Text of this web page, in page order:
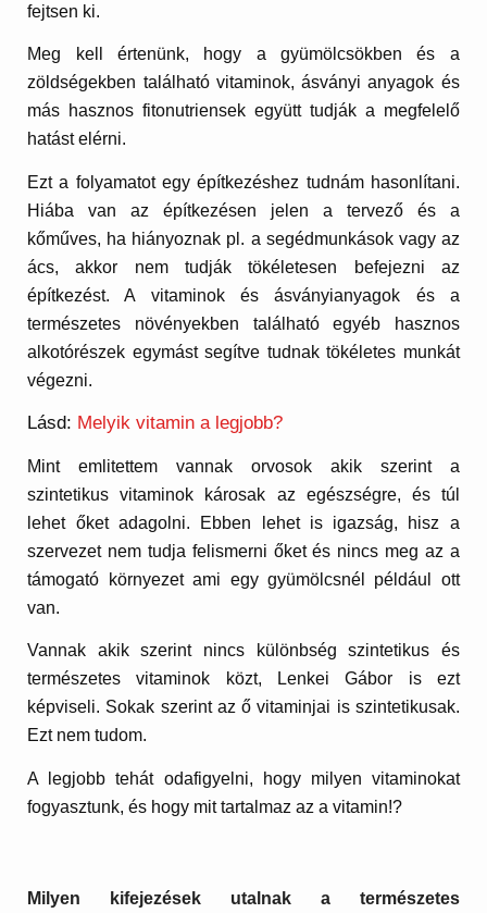
fejtsen ki.
Meg kell értenünk, hogy a gyümölcsökben és a
zöldségekben található vitaminok, ásványi anyagok és
más hasznos fitonutriensek együtt tudják a megfelelő
hatást elérni.
Ezt a folyamatot egy építkezéshez tudnám hasonlítani.
Hiába van az építkezésen jelen a tervező és a
kőműves, ha hiányoznak pl. a segédmunkások vagy az
ács, akkor nem tudják tökéletesen befejezni az
építkezést. A vitaminok és ásványianyagok és a
természetes növényekben található egyéb hasznos
alkotórészek egymást segítve tudnak tökéletes munkát
végezni.
Lásd: Melyik vitamin a legjobb?
Mint emlitettem vannak orvosok akik szerint a
szintetikus vitaminok károsak az egészségre, és túl
lehet őket adagolni. Ebben lehet is igazság, hisz a
szervezet nem tudja felismerni őket és nincs meg az a
támogató környezet ami egy gyümölcsnél például ott
van.
Vannak akik szerint nincs különbség szintetikus és
természetes vitaminok közt, Lenkei Gábor is ezt
képviseli. Sokak szerint az ő vitaminjai is szintetikusak.
Ezt nem tudom.
A legjobb tehát odafigyelni, hogy milyen vitaminokat
fogyasztunk, és hogy mit tartalmaz az a vitamin!?
Milyen kifejezések utalnak a természetes